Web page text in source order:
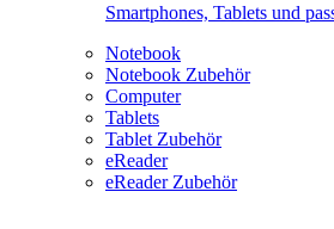
Smartphones, Tablets und
Notebook
Notebook Zubehör
Computer
Tablets
Tablet Zubehör
eReader
eReader Zubehör